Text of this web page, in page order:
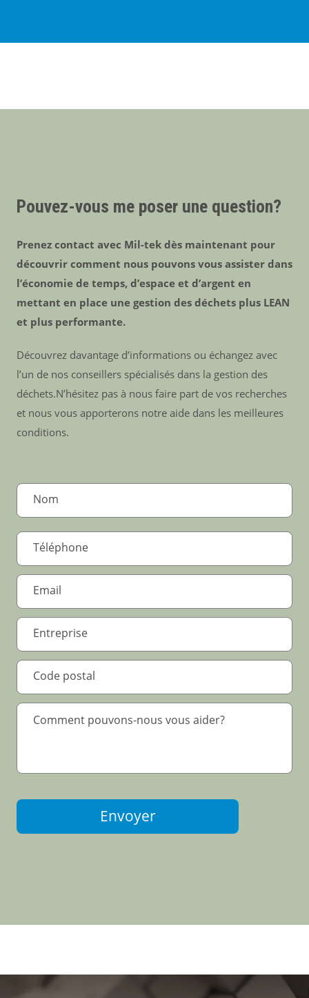
Pouvez-vous me poser une question?
Prenez contact avec Mil-tek dès maintenant pour
découvrir comment nous pouvons vous assister dans
l’économie de temps, d’espace et d’argent en
mettant en place une gestion des déchets plus LEAN
et plus performante.
Découvrez davantage d’informations ou échangez avec
l’un de nos conseillers spécialisés dans la gestion des
déchets.N’hésitez pas à nous faire part de vos recherches
et nous vous apporterons notre aide dans les meilleures
conditions.
Envoyer